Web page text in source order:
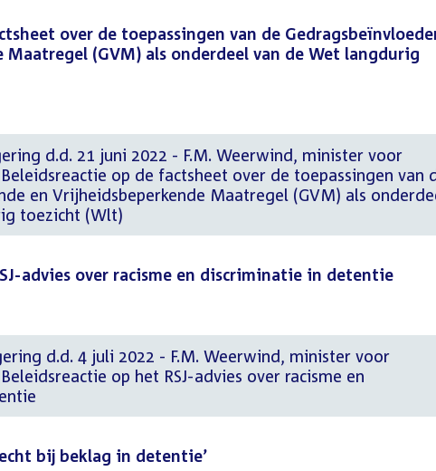
over de toepassingen van de
Maatregel (GVM) als onderdeel van de Wet langdurig
d.d. 21 juni 2022 - F.M. Weerwind, minister voor
op de factsheet over de toepassingen van
en Vrijheidsbeperkende Maatregel (GVM) als
toezicht (Wlt)
advies over racisme en discriminatie in detentie
d.d. 4 juli 2022 - F.M. Weerwind, minister voor
op het RSJ-advies over racisme en
bij beklag in detentie’